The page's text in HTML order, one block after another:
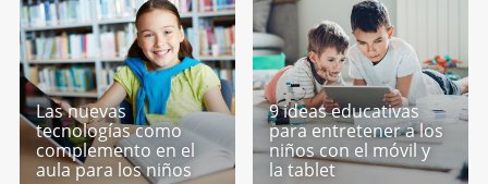
Las nuevas
tecnologías como
complemento en el
aula para los niños
9 ideas educativas
para entretener a los
niños con el móvil y
la tablet